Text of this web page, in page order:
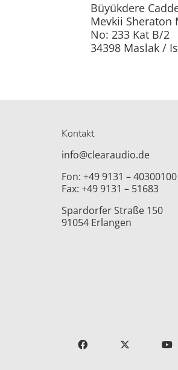
Büyükdere
Mevkii Sheraton
No: 233 Kat B/2
34398 Maslak /
Kontakt
info@clearaudio.de
Fon: +49 9131 – 40300100
Fax: +49 9131 – 51683
Spardorfer Straße 150
91054 Erlangen
FACEBOOK
X